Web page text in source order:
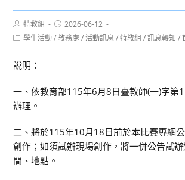
Post
author:
特教組
Post
published:
2026-06-12
Post學生活動 / 教務處 / 活動訊息 / 特教組 / 訊息轉知 /
說明：
一、依教育部115年6月8日臺教師(一)字第
辦理。
二、將於115年10月18日前於本比賽專網
創作；如須試辦現場創作，將一併公告試
間、地點。